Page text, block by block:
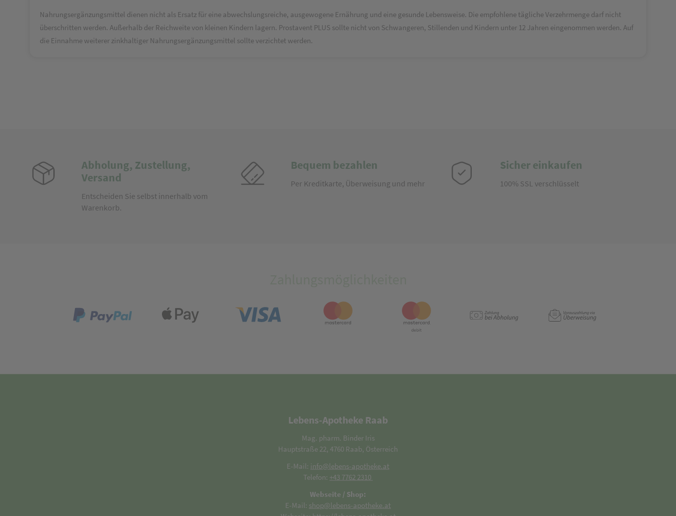
Nahrungsergänzungsmittel dienen nicht als Ersatz für eine abwechslungsreiche, ausgewogene Ernährung und eine gesunde Lebensweise. Die empfohlene tägliche Verzehrmenge darf nicht
überschritten werden. Außerhalb der Reichweite von kleinen Kindern lagern. Prostavent PLUS sollte nicht von Schwangeren, Stillenden und Kindern unter 12 Jahren eingenommen werden. Auf
die Einnahme weiterer zinkhaltiger Nahrungsergänzungsmittel sollte verzichtet werden.
Abholung, Zustellung,
Versand
Entscheiden Sie selbst innerhalb vom
Warenkorb.
Bequem bezahlen
Per Kreditkarte, Überweisung und mehr
Sicher einkaufen
100% SSL verschlüsselt
Lebens-Apotheke Raab
Mag. pharm. Binder Iris
Hauptstraße 22, 4760 Raab, Österreich
E-Mail: info@lebens-apotheke.at
Telefon: +43 7762 2310
Webseite / Shop:
E-Mail: shop@lebens-apotheke.at